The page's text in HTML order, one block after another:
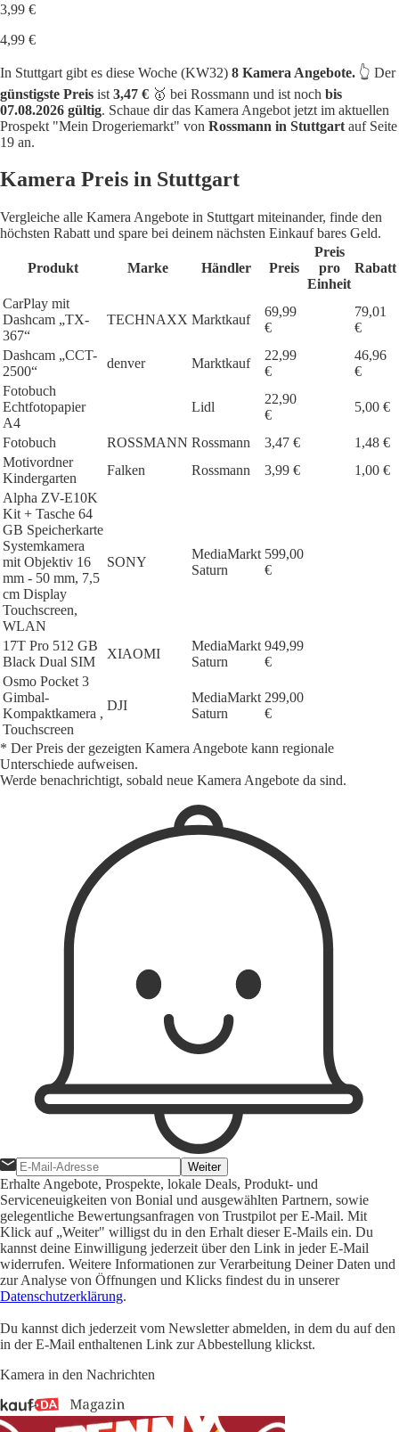
3,99 €
4,99 €
In Stuttgart gibt es diese Woche (KW32) 8 Kamera Angebote. 👆 Der
günstigste Preis ist 3,47 € 🥇 bei Rossmann und ist noch bis
07.08.2026 gültig. Schaue dir das Kamera Angebot jetzt im aktuellen
Prospekt "Mein Drogeriemarkt" von Rossmann in Stuttgart auf Seite
19 an.
Kamera Preis in Stuttgart
Vergleiche alle Kamera Angebote in Stuttgart miteinander, finde den
höchsten Rabatt und spare bei deinem nächsten Einkauf bares Geld.
Produkt Marke Händler Preis
Preis
pro
Einheit
Rabatt
CarPlay mit
Dashcam „TX-
367“
TECHNAXX Marktkauf
69,99
€
79,01
€
Dashcam „CCT-
2500“
denver Marktkauf
22,99
€
46,96
€
Fotobuch
Echtfotopapier
A4
Lidl
22,90
€
5,00 €
Fotobuch ROSSMANN Rossmann 3,47 €
1,48 €
Motivordner
Kindergarten
Falken Rossmann 3,99 €
1,00 €
Alpha ZV-E10K
Kit + Tasche 64
GB Speicherkarte
Systemkamera
mit Objektiv 16
mm - 50 mm, 7,5
cm Display
Touchscreen,
WLAN
SONY
MediaMarkt
Saturn
599,00
€
17T Pro 512 GB
Black Dual SIM
XIAOMI
MediaMarkt
Saturn
949,99
€
Osmo Pocket 3
Gimbal-
Kompaktkamera ,
Touchscreen
DJI
MediaMarkt
Saturn
299,00
€
* Der Preis der gezeigten Kamera Angebote kann regionale
Unterschiede aufweisen.
Werde benachrichtigt, sobald neue Kamera Angebote da sind.
Weiter
Erhalte Angebote, Prospekte, lokale Deals, Produkt- und
Serviceneuigkeiten von Bonial und ausgewählten Partnern, sowie
gelegentliche Bewertungsanfragen von Trustpilot per E-Mail. Mit
Klick auf „Weiter" willigst du in den Erhalt dieser E-Mails ein. Du
kannst deine Einwilligung jederzeit über den Link in jeder E-Mail
widerrufen. Weitere Informationen zur Verarbeitung Deiner Daten und
zur Analyse von Öffnungen und Klicks findest du in unserer
Datenschutzerklärung.
Du kannst dich jederzeit vom Newsletter abmelden, in dem du auf den
in der E-Mail enthaltenen Link zur Abbestellung klickst.
Kamera in den Nachrichten